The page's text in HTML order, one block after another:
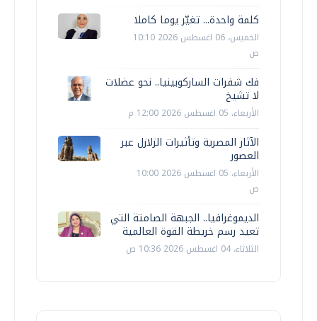
كلمة واحدة... تغيّر يوما كاملا
الخميس، 06 اغسطس 2026 10:10
ص
فك شفرات الساركوبينيا.. نحو عضلات
لا تشيخ
الأربعاء، 05 اغسطس 2026 12:00 م
الآثار المصرية وتأثيرات الزلازل عبر
العصور
الأربعاء، 05 اغسطس 2026 10:00
ص
الديموغرافيا.. الجبهة الصامتة التي
تعيد رسم خريطة القوة العالمية
الثلاثاء، 04 اغسطس 2026 10:36 ص